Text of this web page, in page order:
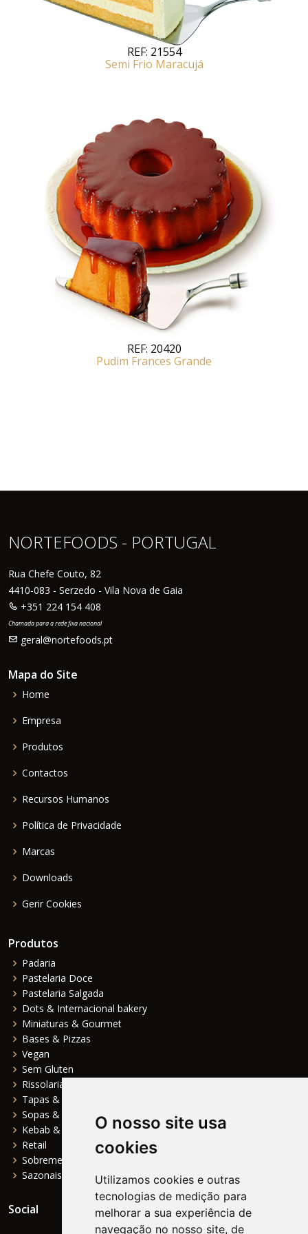
O nosso site usa
cookies
Utilizamos cookies e outras
tecnologias de medição para
melhorar a sua experiência de
navegação no nosso site, de
REF: 21554
Semi Frio Maracujá
REF: 20420
Pudim Frances Grande
NORTEFOODS - PORTUGAL
Rua Chefe Couto, 82
4410-083 - Serzedo - Vila Nova de Gaia
+351 224 154 408
Chamada para a rede fixa nacional
geral@nortefoods.pt
Mapa do Site
Home
Empresa
Produtos
Contactos
Recursos Humanos
Política de Privacidade
Marcas
Downloads
Gerir Cookies
Produtos
Padaria
Pastelaria Doce
Pastelaria Salgada
Dots & Internacional bakery
Miniaturas & Gourmet
Bases & Pizzas
Vegan
Sem Gluten
Rissolaria
Tapas & Entradas
Sopas & Pratos Principais
Kebab & Fast Food
Retail
Sobremesas
Sazonais
Social